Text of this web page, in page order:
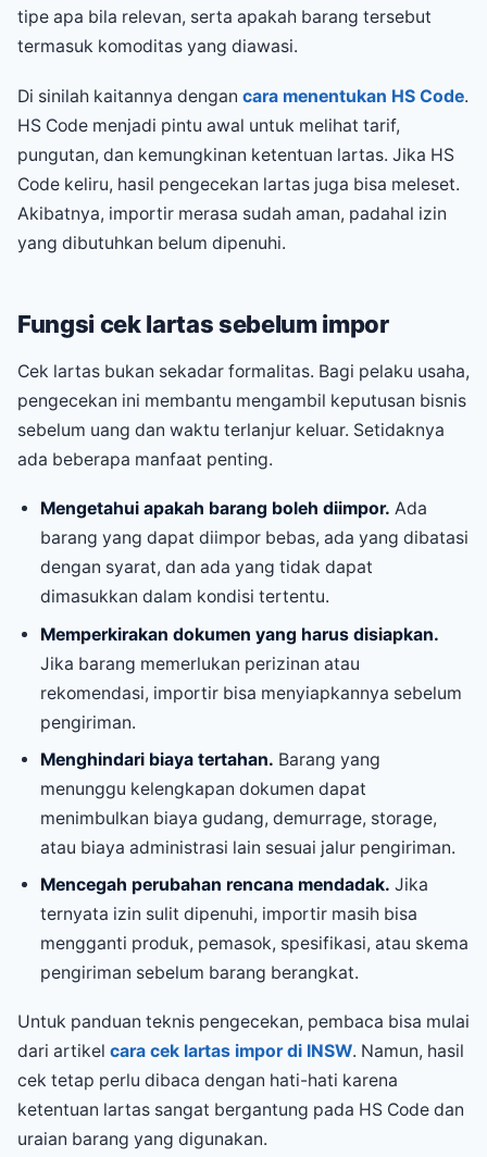
tipe apa bila relevan, serta apakah barang tersebut
termasuk komoditas yang diawasi.
Di sinilah kaitannya dengan cara menentukan HS Code.
HS Code menjadi pintu awal untuk melihat tarif,
pungutan, dan kemungkinan ketentuan lartas. Jika HS
Code keliru, hasil pengecekan lartas juga bisa meleset.
Akibatnya, importir merasa sudah aman, padahal izin
yang dibutuhkan belum dipenuhi.
Fungsi cek lartas sebelum impor
Cek lartas bukan sekadar formalitas. Bagi pelaku usaha,
pengecekan ini membantu mengambil keputusan bisnis
sebelum uang dan waktu terlanjur keluar. Setidaknya
ada beberapa manfaat penting.
Mengetahui apakah barang boleh diimpor. Ada
barang yang dapat diimpor bebas, ada yang dibatasi
dengan syarat, dan ada yang tidak dapat
dimasukkan dalam kondisi tertentu.
Memperkirakan dokumen yang harus disiapkan.
Jika barang memerlukan perizinan atau
rekomendasi, importir bisa menyiapkannya sebelum
pengiriman.
Menghindari biaya tertahan. Barang yang
menunggu kelengkapan dokumen dapat
menimbulkan biaya gudang, demurrage, storage,
atau biaya administrasi lain sesuai jalur pengiriman.
Mencegah perubahan rencana mendadak. Jika
ternyata izin sulit dipenuhi, importir masih bisa
mengganti produk, pemasok, spesifikasi, atau skema
pengiriman sebelum barang berangkat.
Untuk panduan teknis pengecekan, pembaca bisa mulai
dari artikel cara cek lartas impor di INSW. Namun, hasil
cek tetap perlu dibaca dengan hati-hati karena
ketentuan lartas sangat bergantung pada HS Code dan
uraian barang yang digunakan.